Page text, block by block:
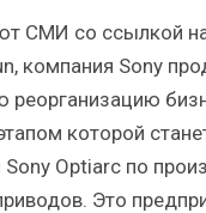
СМИ со ссылкой
компания Sony
реорганизацию
которой
Sony Optiarc по
Это